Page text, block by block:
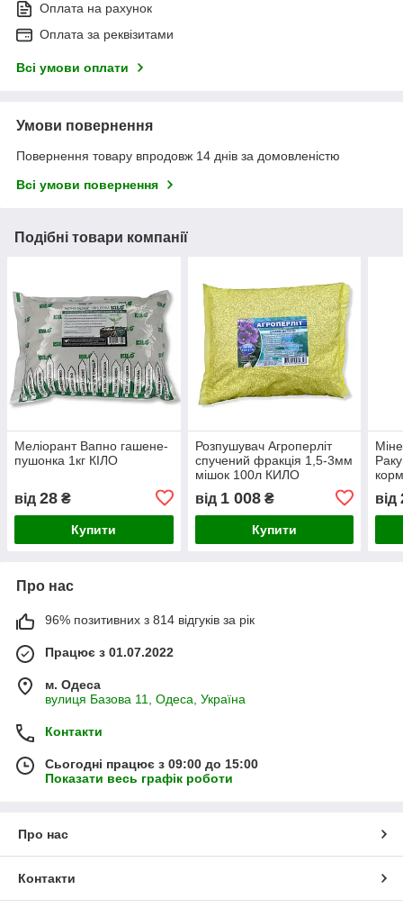
Оплата на рахунок
Оплата за реквізитами
Всі умови оплати
Умови повернення
Повернення товару впродовж 14 днів за домовленістю
Всі умови повернення
Подібні товари компанії
Меліорант Вапно гашене-
пушонка 1кг КІЛО
від 28 ₴
Купити
Розпушувач Агроперліт
спучений фракція 1,5-3мм
мішок 100л КИЛО
від 1 008₴
Купити
від
Про нас
96% позитивних з 814 відгуків за рік
Працює з 01.07.2022
м. Одеса
вулиця Базова 11, Одеса, Україна
Контакти
Сьогодні працює з 09:00 до 15:00
Показати весь графік роботи
Про нас
Контакти